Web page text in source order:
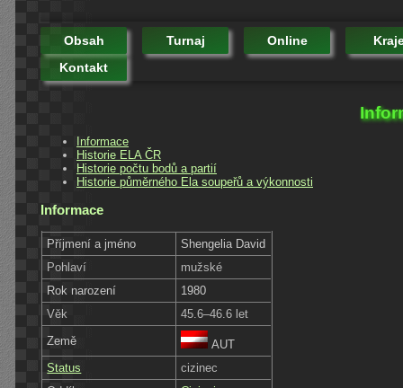
Obsah Turnaj Online
Kontakt
Informace
Historie ELA ČR
Historie počtu bodů a partií
Historie půměrného Ela soupeřů a výkonnosti
Informace
Příjmení a jméno
Shengelia David
Pohlaví
mužské
Rok narození
1980
Věk
45.6–46.6 let
Země
AUT
Status
cizinec